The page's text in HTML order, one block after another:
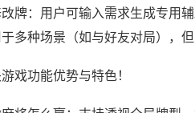
牌：用户可输入需求生成专用
多种场景（如与好友对局），
戏功能优势与特色！